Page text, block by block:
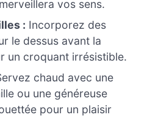
vos sens.
: Incorporez des
le dessus avant la
un croquant irrésistible.
chaud avec une
ou une généreuse
pour un plaisir